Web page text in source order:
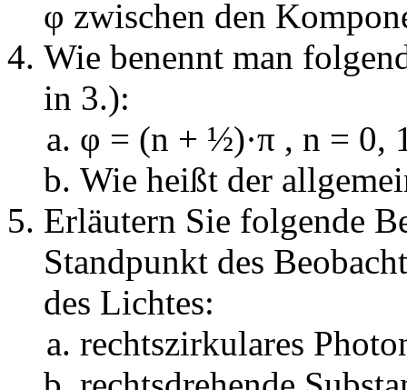
φ zwischen den
Wie benennt man
in 3.):
φ = (n + ½)·π , n = 0,
Wie heißt der
Erläutern Sie folgende
Standpunkt des
des Lichtes:
rechtszirkulares